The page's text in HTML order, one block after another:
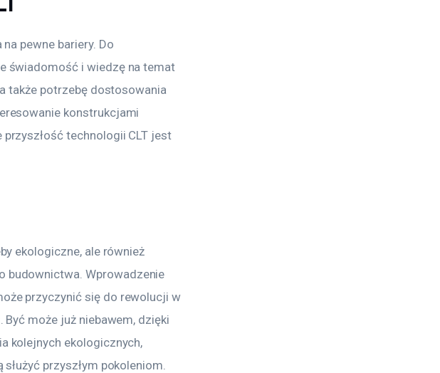
pewne bariery. Do
świadomość i wiedzę na temat
także potrzebę dostosowania
konstrukcjami
technologii CLT jest
ekologiczne, ale również
budownictwa. Wprowadzenie
przyczynić się do rewolucji w
może już niebawem, dzięki
kolejnych ekologicznych,
przyszłym pokoleniom.